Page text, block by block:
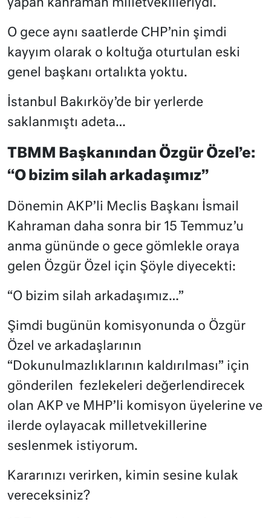
yapan kahraman milletvekilleriydi.
O gece aynı saatlerde CHP’nin şimdi
kayyım olarak o koltuğa oturtulan eski
genel başkanı ortalıkta yoktu.
İstanbul Bakırköy’de bir yerlerde
saklanmıştı adeta…
TBMM Başkanından Özgür Özel’e:
“O bizim silah arkadaşımız”
Dönemin AKP’li Meclis Başkanı İsmail
Kahraman daha sonra bir 15 Temmuz’u
anma gününde o gece gömlekle oraya
gelen Özgür Özel için Şöyle diyecekti:
“O bizim silah arkadaşımız…”
Şimdi bugünün komisyonunda o Özgür
Özel ve arkadaşlarının
“Dokunulmazlıklarının kaldırılması” için
gönderilen fezlekeleri değerlendirecek
olan AKP ve MHP’li komisyon üyelerine ve
ilerde oylayacak milletvekillerine
seslenmek istiyorum.
Kararınızı verirken, kimin sesine kulak
vereceksiniz?